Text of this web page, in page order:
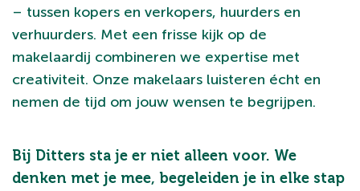
– tussen kopers en verkopers, huurders en
verhuurders. Met een frisse kijk op de
makelaardij combineren we expertise met
creativiteit. Onze makelaars luisteren écht en
nemen de tijd om jouw wensen te begrijpen.
Bij Ditters sta je er niet alleen voor. We
denken met je mee, begeleiden je in elke stap